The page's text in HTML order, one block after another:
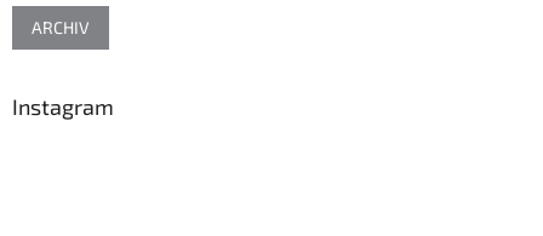
ARCHIV
Instagram